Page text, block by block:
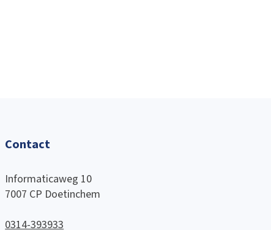
Contact
Informaticaweg 10
7007 CP Doetinchem
0314-393933